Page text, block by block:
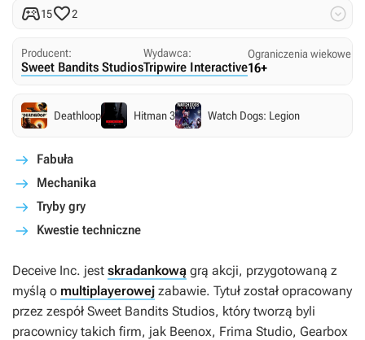
152 
Producent:
Sweet Bandits Studios
Wydawca:
Tripwire Interactive
Ograniczenia wiekowe:
16+
Deathloop Hitman 3 Watch Dogs: Legion
Fabuła
Mechanika
Tryby gry
Kwestie techniczne
Deceive Inc. jest skradankową grą akcji, przygotowaną z
myślą o multiplayerowej zabawie. Tytuł został opracowany
przez zespół Sweet Bandits Studios, który tworzą byli
pracownicy takich firm, jak Beenox, Frima Studio, Gearbox